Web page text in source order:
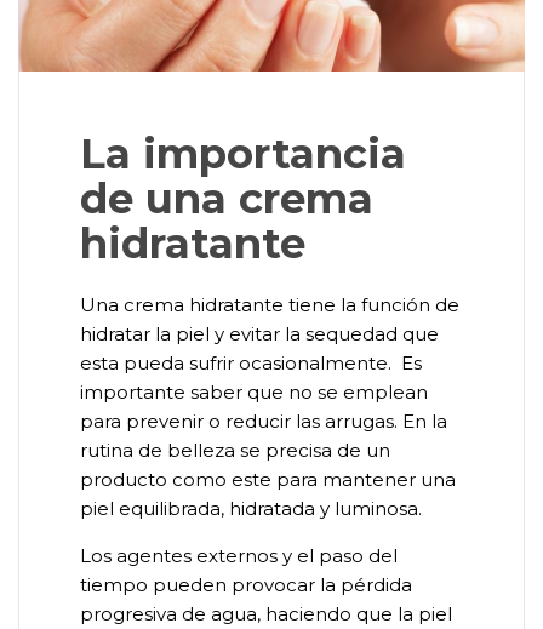
La importancia
de una crema
hidratante
Una crema hidratante tiene la función de
hidratar la piel y evitar la sequedad que
esta pueda sufrir ocasionalmente. Es
importante saber que no se emplean
para prevenir o reducir las arrugas. En la
rutina de belleza se precisa de un
producto como este para mantener una
piel equilibrada, hidratada y luminosa.
Los agentes externos y el paso del
tiempo pueden provocar la pérdida
progresiva de agua, haciendo que la piel